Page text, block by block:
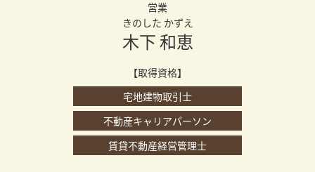
営業
きのした かずえ
木下 和恵
【取得資格】
宅地建物取引士
不動産キャリアパーソン
賃貸不動産経営管理士